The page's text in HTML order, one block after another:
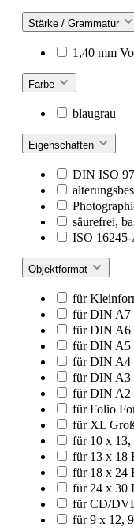
Stärke / Grammatur
1,40 mm
Farbe
blaugrau
Eigenschaften
DIN ISO
säurefrei,
ISO 16245-
Objektformat
für
für DIN A7
für DIN A6
für DIN A5
für DIN A4
für DIN A3
für DIN A2
für Folio
für XL
für 10 x 13,
für 13 x 18
für 18 x 24
für 24 x 30
für CD/
für 9 x 12,